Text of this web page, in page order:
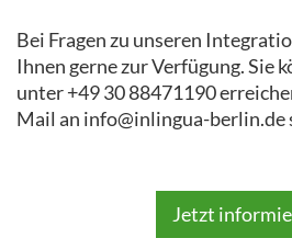
Bei Fragen zu unseren
Ihnen gerne zur Verfügung. Sie
unter +49 30 88471190
Mail an info@inlingua-berlin.de
Jetzt